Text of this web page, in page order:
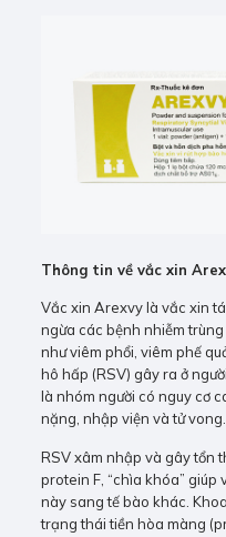
Thông tin về vắc xin
Vắc xin Arexvy là vắc xin
ngừa các bệnh nhiễm
như viêm phổi, viêm phế
hô hấp (RSV) gây ra ở
là nhóm người có nguy cơ
nặng, nhập viện và tử vong.
RSV xâm nhập và gây tổn
protein F, “chìa khóa” giúp
này sang tế bào khác.
trạng thái tiền hòa màng